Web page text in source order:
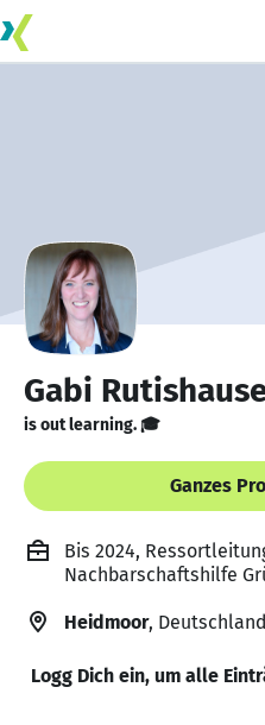
Gabi
is out learning. 🎓
Ganzes
Bis 2024,
Nachbarschaftshilfe
Heidmoor, Deutschland
Logg Dich ein, um alle